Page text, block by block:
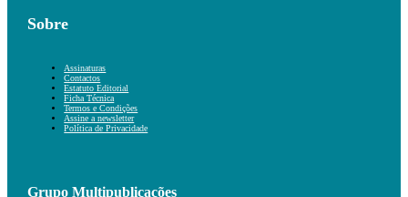
Sobre
Assinaturas
Contactos
Estatuto Editorial
Ficha Técnica
Termos e Condições
Assine a newsletter
Política de Privacidade
Grupo Multipublicações